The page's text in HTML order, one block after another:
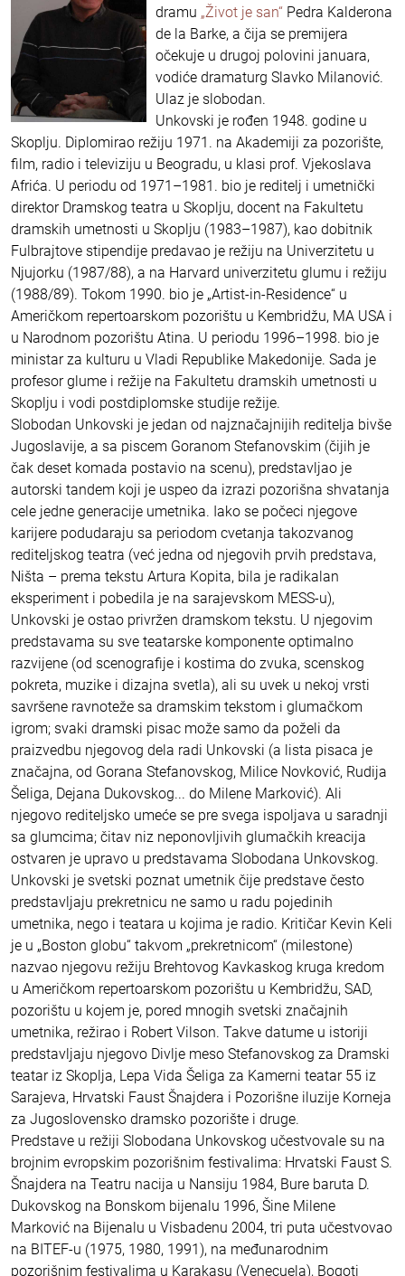
dramu „Život je san“ Pedra Kalderona
de la Barke, a čija se premijera
očekuje u drugoj polovini januara,
vodiće dramaturg Slavko Milanović.
Ulaz je slobodan.
Unkovski je rođen 1948. godine u
Skoplju. Diplomirao režiju 1971. na Akademiji za pozorište,
film, radio i televiziju u Beogradu, u klasi prof. Vjekoslava
Afrića. U periodu od 1971–1981. bio je reditelj i umetnički
direktor Dramskog teatra u Skoplju, docent na Fakultetu
dramskih umetnosti u Skoplju (1983–1987), kao dobitnik
Fulbrajtove stipendije predavao je režiju na Univerzitetu u
Njujorku (1987/88), a na Harvard univerzitetu glumu i režiju
(1988/89). Tokom 1990. bio je „Artist-in-Residence“ u
Američkom repertoarskom pozorištu u Kembridžu, MA USA i
u Narodnom pozorištu Atina. U periodu 1996–1998. bio je
ministar za kulturu u Vladi Republike Makedonije. Sada je
profesor glume i režije na Fakultetu dramskih umetnosti u
Skoplju i vodi postdiplomske studije režije.
Slobodan Unkovski je jedan od najznačajnijih reditelja bivše
Jugoslavije, a sa piscem Goranom Stefanovskim (čijih je
čak deset komada postavio na scenu), predstavljao je
autorski tandem koji je uspeo da izrazi pozorišna shvatanja
cele jedne generacije umetnika. Iako se počeci njegove
karijere podudaraju sa periodom cvetanja takozvanog
rediteljskog teatra (već jedna od njegovih prvih predstava,
Ništa – prema tekstu Artura Kopita, bila je radikalan
eksperiment i pobedila je na sarajevskom MESS-u),
Unkovski je ostao privržen dramskom tekstu. U njegovim
predstavama su sve teatarske komponente optimalno
razvijene (od scenografije i kostima do zvuka, scenskog
pokreta, muzike i dizajna svetla), ali su uvek u nekoj vrsti
savršene ravnoteže sa dramskim tekstom i glumačkom
igrom; svaki dramski pisac može samo da poželi da
praizvedbu njegovog dela radi Unkovski (a lista pisaca je
značajna, od Gorana Stefanovskog, Milice Novković, Rudija
Šeliga, Dejana Dukovskog... do Milene Marković). Ali
njegovo rediteljsko umeće se pre svega ispoljava u saradnji
sa glumcima; čitav niz neponovljivih glumačkih kreacija
ostvaren je upravo u predstavama Slobodana Unkovskog.
Unkovski je svetski poznat umetnik čije predstave često
predstavljaju prekretnicu ne samo u radu pojedinih
umetnika, nego i teatara u kojima je radio. Kritičar Kevin Keli
je u „Boston globu“ takvom „prekretnicom“ (milestone)
nazvao njegovu režiju Brehtovog Kavkaskog kruga kredom
u Američkom repertoarskom pozorištu u Kembridžu, SAD,
pozorištu u kojem je, pored mnogih svetski značajnih
umetnika, režirao i Robert Vilson. Takve datume u istoriji
predstavljaju njegovo Divlje meso Stefanovskog za Dramski
teatar iz Skoplja, Lepa Vida Šeliga za Kamerni teatar 55 iz
Sarajeva, Hrvatski Faust Šnajdera i Pozorišne iluzije Korneja
za Jugoslovensko dramsko pozorište i druge.
Predstave u režiji Slobodana Unkovskog učestvovale su na
brojnim evropskim pozorišnim festivalima: Hrvatski Faust S.
Šnajdera na Teatru nacija u Nansiju 1984, Bure baruta D.
Dukovskog na Bonskom bijenalu 1996, Šine Milene
Marković na Bijenalu u Visbadenu 2004, tri puta učestvovao
na BITEF-u (1975, 1980, 1991), na međunarodnim
pozorišnim festivalima u Karakasu (Venecuela), Bogoti